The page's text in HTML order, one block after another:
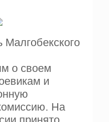
Малгобекского
о своем
и
На